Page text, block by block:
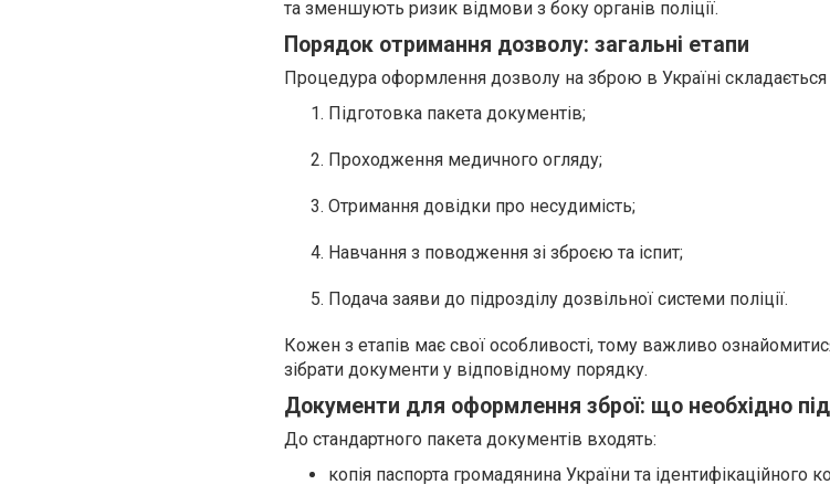
та зменшують ризик відмови з боку органів поліції.
Порядок отримання дозволу: загальні етапи
Процедура оформлення дозволу на зброю в Україні складається
Підготовка пакета документів;
Проходження медичного огляду;
Отримання довідки про несудимість;
Навчання з поводження зі зброєю та іспит;
Подача заяви до підрозділу дозвільної системи поліції.
Кожен з етапів має свої особливості, тому важливо
зібрати документи у відповідному порядку.
Документи для оформлення зброї: що необхідно
До стандартного пакета документів входять:
копія паспорта громадянина України та ідентифікаційного